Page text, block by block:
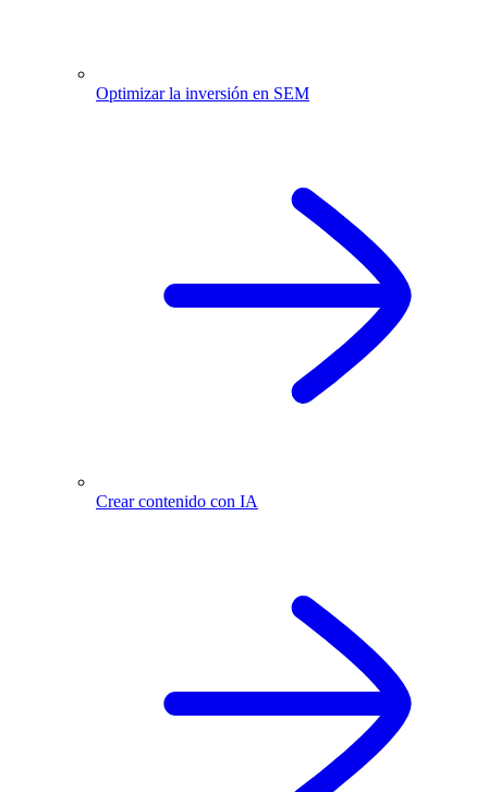
Optimizar la inversión en SEM
Crear contenido con IA